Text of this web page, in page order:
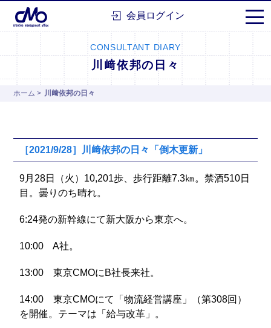
株式会社シーエムオー会員ログイン
CONSULTANT DIARY
川﨑依邦の日々
ホーム > 川﨑依邦の日々
［2021/9/28］川﨑依邦の日々「倒木更新」
9月28日（火）10,201歩、歩行距離7.3㎞。禁酒510日
目。曇りのち晴れ。
6:24発の新幹線にて新大阪から東京へ。
10:00 A社。
13:00 東京CMOにB社長来社。
14:00 東京CMOにて「物流経営講座」（第308回）
を開催。テーマは「給与改革」。